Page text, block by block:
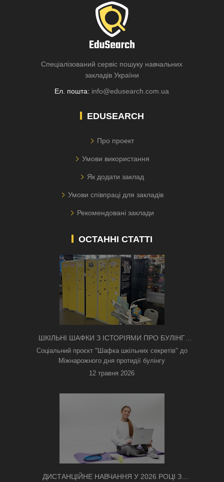
Спеціалізований сервіс пошуку навчальних
закладів України
Ел. пошта: info@edusearch.com.ua
EDUSEARCH
Про проект
Умови використання
Як додати заклад
Умови співпраці для закладів
Рекомендовані заклади
ОСТАННІ СТАТТІ
ШКІЛЬНІ ШАФКИ З ІСТОРІЯМИ ПРО БУЛІНГ
З'ЯВИЛИСЯ В КИЄВІ
Соціальний проєкт "Шафка шкільних секретів" до
Міжнарожного дня протидії булінгу
12 травня 2026
ДИСТАНЦІЙНЕ НАВЧАННЯ У 2026 РОЦІ З